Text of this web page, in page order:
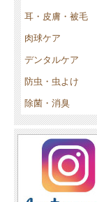
耳・皮膚・被毛
肉球ケア
デンタルケア
防虫・虫よけ
除菌・消臭